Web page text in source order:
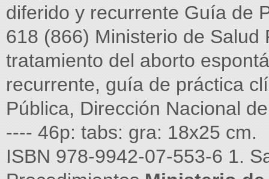
diferido y recurrente Guía de
618 (866) Ministerio de
tratamiento del aborto
recurrente, guía de práctica
Pública, Dirección Nacional
---- 46p: tabs: gra: 18x25 cm.
ISBN 978-9942-07-553-6 1.